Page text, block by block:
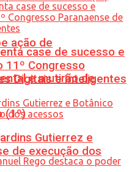
ação de
e mutirão de
(1º)
case de sucesso e
11º Congresso
Digitais e Inteligentes
Gutierrez e
de execução dos